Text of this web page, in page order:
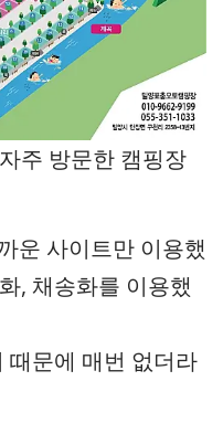
주 방문한 캠핑장
운 사이트만 이용했
, 채송화를 이용했
때문에 매번 없더라